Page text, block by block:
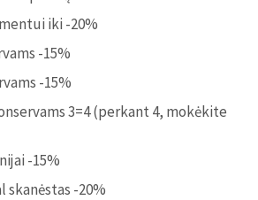
iki -20%
-15%
-15%
3=4 (perkant 4, mokėkite
-15%
-20%